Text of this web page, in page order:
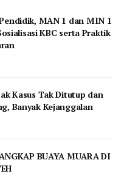
MAN 1 dan MIN 1
KBC serta Praktik
Kasus Tak Ditutup dan
Banyak Kejanggalan
BUAYA MUARA DI